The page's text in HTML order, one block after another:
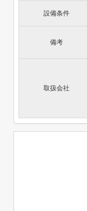
設備条件
備考
取扱会社